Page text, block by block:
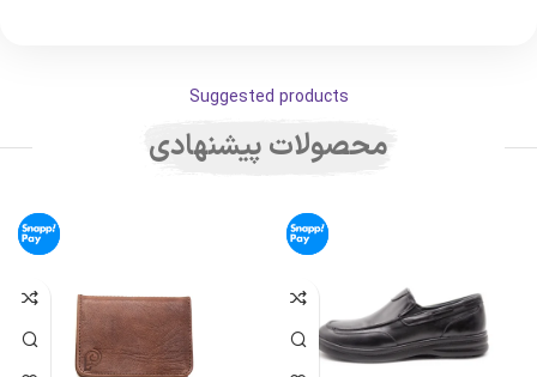
Suggested products
محصولات پیشنهادی